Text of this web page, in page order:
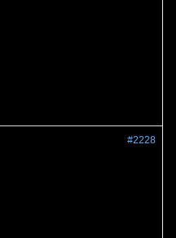
#2228